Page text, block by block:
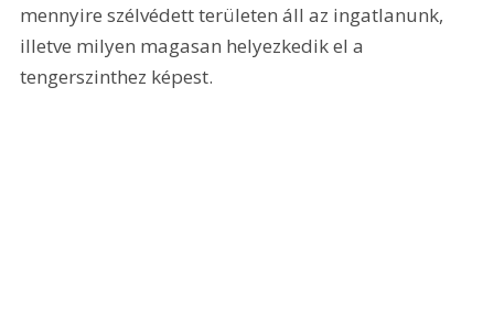
mennyire szélvédett területen áll az ingatlanunk,
illetve milyen magasan helyezkedik el a
tengerszinthez képest.